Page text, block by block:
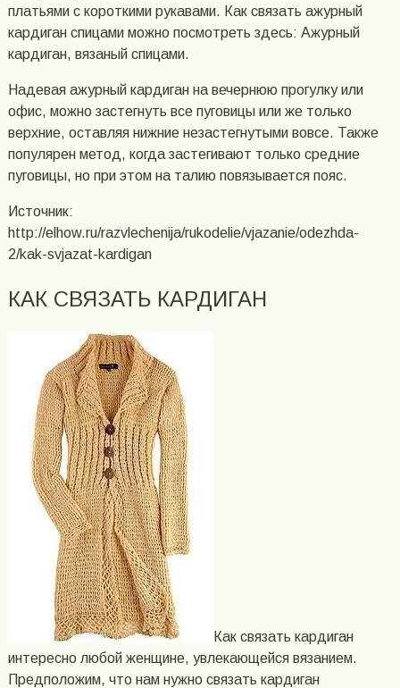
платьями с короткими рукавами. Как связать ажурный
кардиган спицами можно посмотреть здесь: Ажурный
кардиган, вязаный спицами.
Надевая ажурный кардиган на вечернюю прогулку или
офис, можно застегнуть все пуговицы или же только
верхние, оставляя нижние незастегнутыми вовсе. Также
популярен метод, когда застегивают только средние
пуговицы, но при этом на талию повязывается пояс.
Источник:
http://elhow.ru/razvlechenija/rukodelie/vjazanie/odezhda-
2/kak-svjazat-kardigan
КАК СВЯЗАТЬ КАРДИГАН
Как связать кардиган
интересно любой женщине, увлекающейся вязанием.
Предположим, что нам нужно связать кардиган